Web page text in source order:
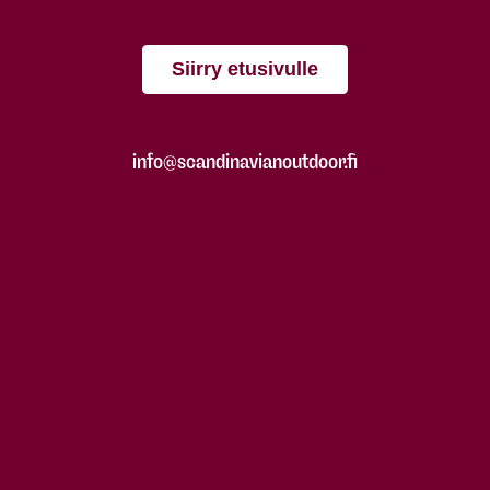
Siirry etusivulle
info@scandinavianoutdoor.fi